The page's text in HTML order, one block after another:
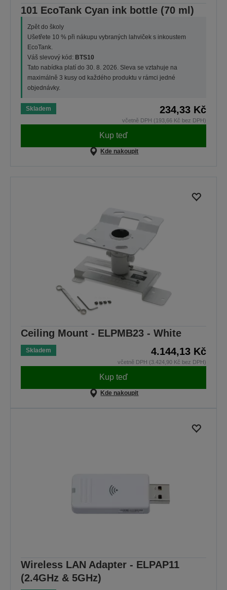
101 EcoTank Cyan ink bottle (70 ml)
Zpět do školy
Ušetřete 10 % při nákupu vybraných lahviček s inkoustem
EcoTank.
Váš slevový kód: BTS10
Tato nabídka platí do 30. 8. 2026. Sleva se vztahuje na
maximálně 3 kusy od každého produktu v rámci jedné
objednávky.
Skladem 234,33 Kč
včetně DPH (193,66 Kč bez DPH)
Kup teď
Kde nakoupit
Ceiling Mount - ELPMB23 - White
Skladem 4.144,13 Kč
včetně DPH (3.424,90 Kč bez DPH)
Kup teď
Kde nakoupit
Wireless LAN Adapter - ELPAP11
(2.4GHz & 5GHz)